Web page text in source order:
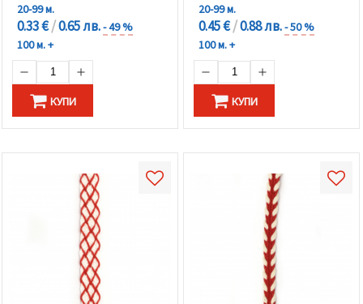
20-99 м.
0.33 €/0.65 лв.- 49 %
100 м. +
КУПИ
20-99 м.
0.45 €/0.88 лв.- 50 %
100 м. +
КУПИ